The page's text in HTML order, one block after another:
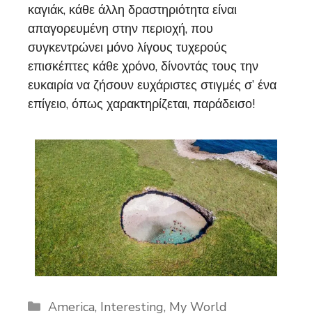
καγιάκ, κάθε άλλη δραστηριότητα είναι
απαγορευμένη στην περιοχή, που
συγκεντρώνει μόνο λίγους τυχερούς
επισκέπτες κάθε χρόνο, δίνοντάς τους την
ευκαιρία να ζήσουν ευχάριστες στιγμές σ’ ένα
επίγειο, όπως χαρακτηρίζεται, παράδεισο!
Categories
America, Interesting, My World